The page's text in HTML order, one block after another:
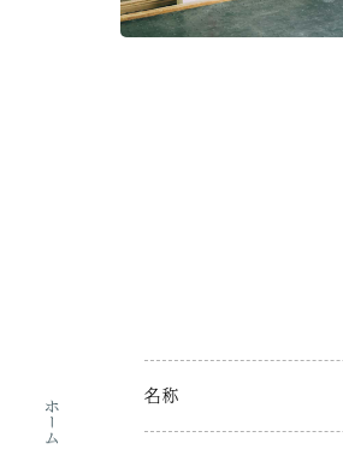
ホーム
名称